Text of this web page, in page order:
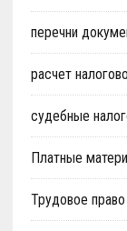
перечни
расчет
судебные
Платные
Трудовое право